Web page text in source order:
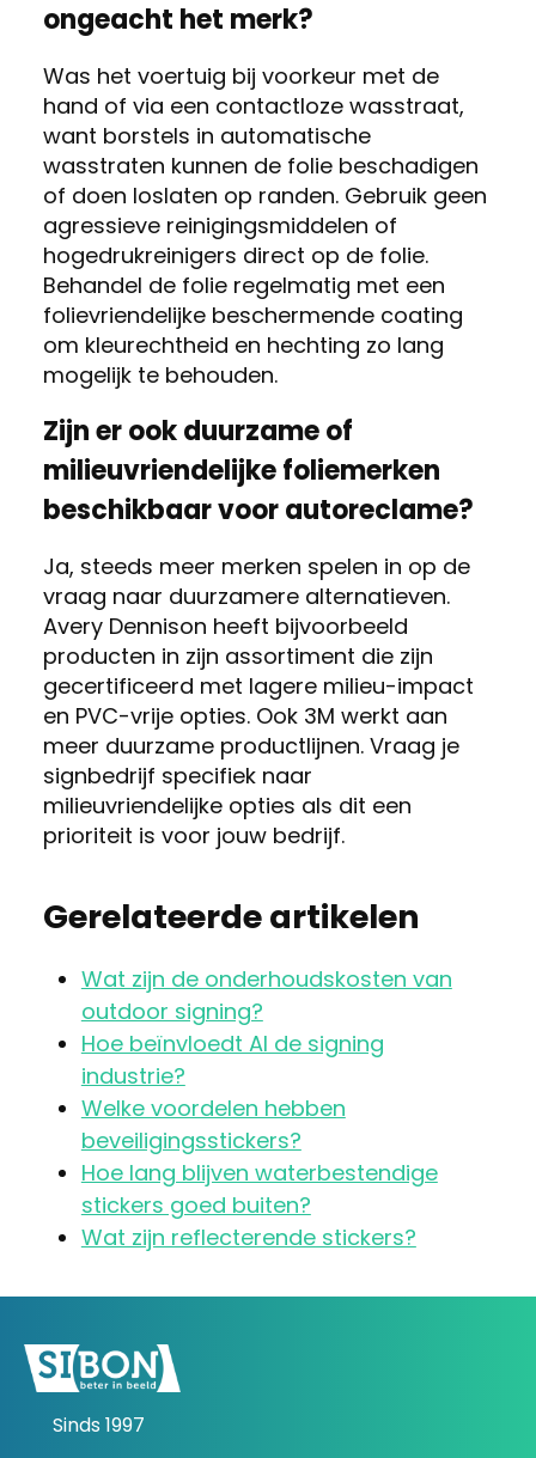
ongeacht het merk?
Was het voertuig bij voorkeur met de
hand of via een contactloze wasstraat,
want borstels in automatische
wasstraten kunnen de folie beschadigen
of doen loslaten op randen. Gebruik geen
agressieve reinigingsmiddelen of
hogedrukreinigers direct op de folie.
Behandel de folie regelmatig met een
folievriendelijke beschermende coating
om kleurechtheid en hechting zo lang
mogelijk te behouden.
Zijn er ook duurzame of
milieuvriendelijke foliemerken
beschikbaar voor autoreclame?
Ja, steeds meer merken spelen in op de
vraag naar duurzamere alternatieven.
Avery Dennison heeft bijvoorbeeld
producten in zijn assortiment die zijn
gecertificeerd met lagere milieu-impact
en PVC-vrije opties. Ook 3M werkt aan
meer duurzame productlijnen. Vraag je
signbedrijf specifiek naar
milieuvriendelijke opties als dit een
prioriteit is voor jouw bedrijf.
Gerelateerde artikelen
Wat zijn de onderhoudskosten van
outdoor signing?
Hoe beïnvloedt AI de signing
industrie?
Welke voordelen hebben
beveiligingsstickers?
Hoe lang blijven waterbestendige
stickers goed buiten?
Wat zijn reflecterende stickers?
Sinds 1997